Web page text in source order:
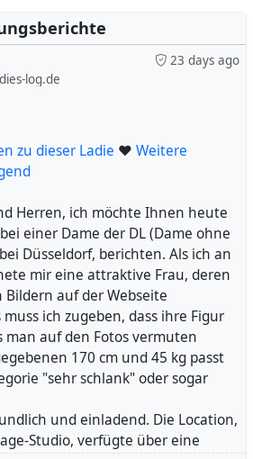
unauffällig und wenig erotisch.
eingeplant hatte und eine
ich, zu bleiben.
von 140 Euro pro Stunde schien
Elena bot mir zusätzlich ein BTB-
Sie schlug mir dann noch eine 4-
die 50 Euro extra fällig geworden
sie sehr attraktiv sei. Nach
ohne Angebot eines Getränks)
dass auch die zweite Dame ein
meine anfängliche
eher enttäuschend. Es wirkten
meinem Körper, doch nur selten
ähnliches heraus. Hin und
meine Genitalien, aber sehr
wurden meine
abwechselnd massiert, was
Ergebnis führte. Ich
23 days ago
log.de
zu dieser Ladie ❤ Weitere
Herren, ich möchte Ihnen heute
einer Dame der DL (Dame ohne
Düsseldorf, berichten. Als ich an
mir eine attraktive Frau, deren
auf der Webseite
ich zugeben, dass ihre Figur
man auf den Fotos vermuten
170 cm und 45 kg passt
"sehr schlank" oder sogar
und einladend. Die Location,
Studio, verfügte über eine